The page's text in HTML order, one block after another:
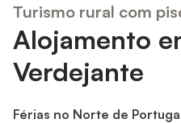
Turismo rural com
Alojamento
Verdejante
Férias no Norte de